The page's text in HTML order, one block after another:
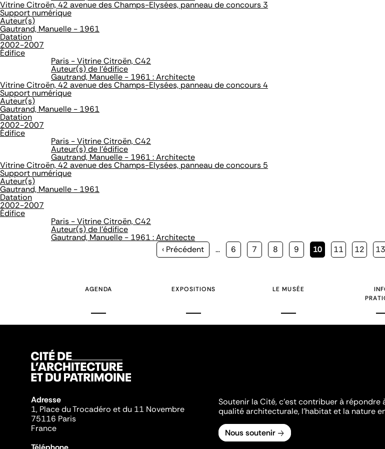
Vitrine Citroën, 42 avenue des Champs-Elysées, panneau de concours 3
Support numérique
Auteur(s)
Gautrand, Manuelle - 1961
Datation
2002-2007
Édifice
Paris - Vitrine Citroën, C42
Auteur(s) de l'édifice
Gautrand, Manuelle - 1961 : Architecte
Vitrine Citroën, 42 avenue des Champs-Elysées, panneau de concours 4
Support numérique
Auteur(s)
Gautrand, Manuelle - 1961
Datation
2002-2007
Édifice
Paris - Vitrine Citroën, C42
Auteur(s) de l'édifice
Gautrand, Manuelle - 1961 : Architecte
Vitrine Citroën, 42 avenue des Champs-Elysées, panneau de concours 5
Support numérique
Auteur(s)
Gautrand, Manuelle - 1961
Datation
2002-2007
Édifice
Paris - Vitrine Citroën, C42
Auteur(s) de l'édifice
Gautrand, Manuelle - 1961 : Architecte
Page
‹ Précédent … Page
6 Page
7 Page
8 Page
9
Page
10 Page
11 Page
12 13
AGENDA EXPOSITIONS LE MUSÉE
Adresse
1, Place du Trocadéro et du 11 Novembre
75116 Paris
France
Soutenir la Cité, c'est contribuer à répondre
qualité architecturale, l'habitat et la nature
Nous soutenir